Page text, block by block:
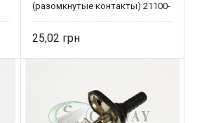
(разомкнутые контакты) 21100-
25,02